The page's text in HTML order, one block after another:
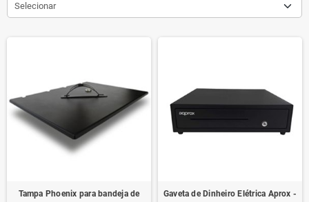
Selecionar
Tampa Phoenix para bandeja de
Gaveta de Dinheiro Elétrica Aprox -